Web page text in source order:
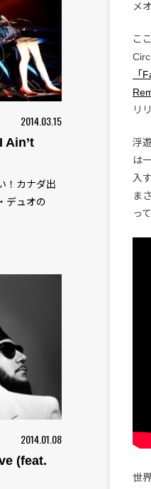
2014.03.15
Ain’t
！カナダ出
デュオの
2014.01.08
(feat.
メ
こ
「
リ
浮
は
入
ま
っ
世